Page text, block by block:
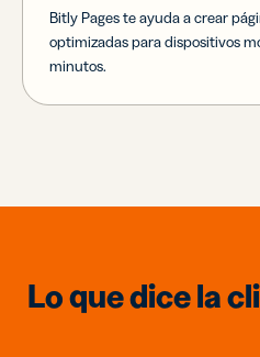
Bitly Pages te ayuda a crear
optimizadas para dispositivos
minutos.
Lo que dice la